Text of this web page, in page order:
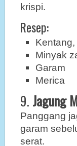
krispi.
Resep:
Minyak
Garam
Merica
9. Jagung
Panggang
garam
serat.